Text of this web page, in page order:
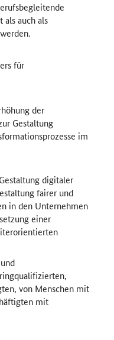
auch als
für
der
Gestaltung
im
digitaler
fairer und
in den Unternehmen
einer
von Menschen mit
mit